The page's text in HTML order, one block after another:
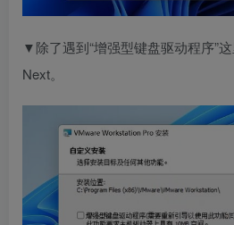
▼除了遇到“增强型键盘驱动程序”
Next。